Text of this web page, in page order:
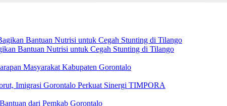
Bantuan Nutrisi untuk Cegah Stunting di Tilango
Masyarakat Kabupaten Gorontalo
Imigrasi Gorontalo Perkuat Sinergi TIMPORA
dari Pemkab Gorontalo